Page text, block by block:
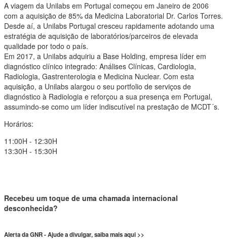
A viagem da Unilabs em Portugal começou em Janeiro de 2006
com a aquisição de 85% da Medicina Laboratorial Dr. Carlos Torres.
Desde aí, a Unilabs Portugal cresceu rapidamente adotando uma
estratégia de aquisição de laboratórios/parceiros de elevada
qualidade por todo o país.
Em 2017, a Unilabs adquiriu a Base Holding, empresa líder em
diagnóstico clínico integrado: Análises Clínicas, Cardiologia,
Radiologia, Gastrenterologia e Medicina Nuclear. Com esta
aquisição, a Unilabs alargou o seu portfolio de serviços de
diagnóstico à Radiologia e reforçou a sua presença em Portugal,
assumindo-se como um líder indiscutível na prestação de MCDT´s.
Horários:
11:00H - 12:30H
13:30H - 15:30H
Recebeu um toque de uma chamada internacional
desconhecida?
Alerta da GNR - Ajude a divulgar, saiba mais aqui >>